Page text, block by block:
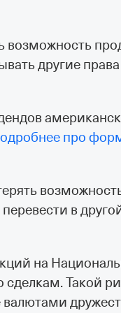
возможность
другие права
про
в
на
Такой
валютами